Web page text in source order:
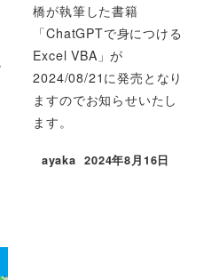
橋が執筆した書籍
「ChatGPTで身につける
Excel VBA」が
2024/08/21に発売となり
ますのでお知らせいたし
ます。
ayaka
投稿日
2024年8月16日